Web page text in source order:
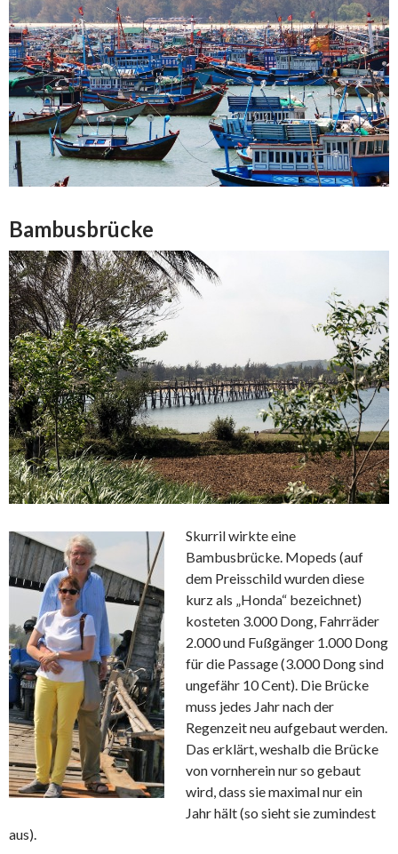
Bambusbrücke
Skurril wirkte eine
Bambusbrücke. Mopeds (auf
dem Preisschild wurden diese
kurz als „Honda“ bezeichnet)
kosteten 3.000 Dong, Fahrräder
2.000 und Fußgänger 1.000 Dong
für die Passage (3.000 Dong sind
ungefähr 10 Cent). Die Brücke
muss jedes Jahr nach der
Regenzeit neu aufgebaut werden.
Das erklärt, weshalb die Brücke
von vornherein nur so gebaut
wird, dass sie maximal nur ein
Jahr hält (so sieht sie zumindest
aus).